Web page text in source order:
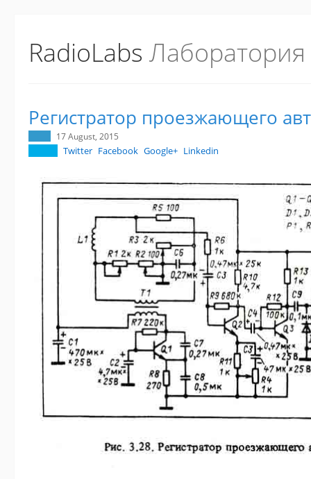
RadioLabs
Регистратор проезжающего
17 August, 2015
Twitter Facebook Google+ Linkedin